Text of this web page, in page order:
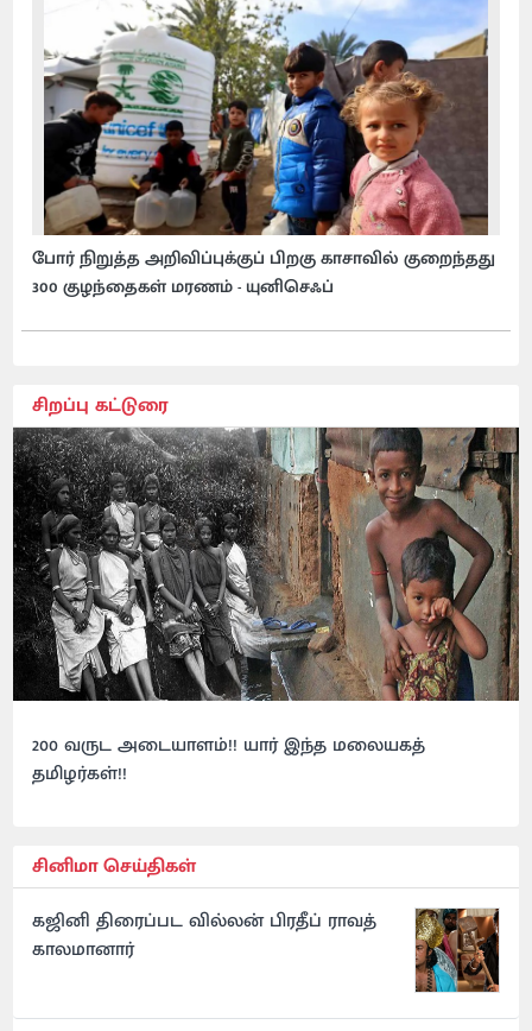
போர் நிறுத்த அறிவிப்புக்குப் பிறகு காசாவில் குறைந்தது
300 குழந்தைகள் மரணம் - யுனிசெஃப்
சிறப்பு கட்டுரை
200 வருட அடையாளம்!! யார் இந்த மலையகத்
தமிழர்கள்!!
சினிமா செய்திகள்
கஜினி திரைப்பட வில்லன் பிரதீப் ராவத்
காலமானார்